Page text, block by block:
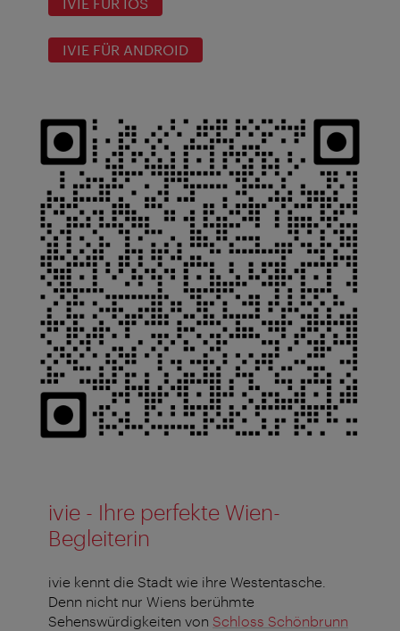
IVIE FÜR IOS
IVIE FÜR ANDROID
ivie - Ihre perfekte Wien-
Begleiterin
ivie kennt die Stadt wie ihre Westentasche.
Denn nicht nur Wiens berühmte
Sehenswürdigkeiten von Schloss Schönbrunn